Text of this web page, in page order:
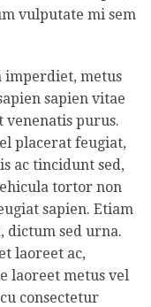
vulputate mi sem
imperdiet, metus
sapien vitae
venenatis purus.
placerat feugiat,
ac tincidunt sed,
tortor non
sapien. Etiam
dictum sed urna.
laoreet ac,
laoreet metus vel
consectetur